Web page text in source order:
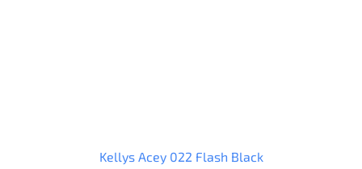
Kellys Acey 022 Flash Black